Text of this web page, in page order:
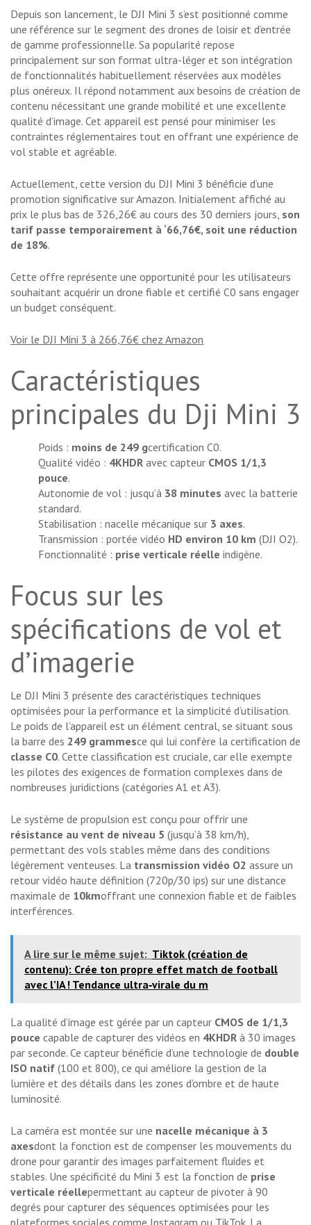
Depuis son lancement, le DJI Mini 3 s’est positionné comme
une référence sur le segment des drones de loisir et d’entrée
de gamme professionnelle. Sa popularité repose
principalement sur son format ultra-léger et son intégration
de fonctionnalités habituellement réservées aux modèles
plus onéreux. Il répond notamment aux besoins de création de
contenu nécessitant une grande mobilité et une excellente
qualité d’image. Cet appareil est pensé pour minimiser les
contraintes réglementaires tout en offrant une expérience de
vol stable et agréable.
Actuellement, cette version du DJI Mini 3 bénéficie d’une
promotion significative sur Amazon. Initialement affiché au
prix le plus bas de 326,26€ au cours des 30 derniers jours, son
tarif passe temporairement à ‘66,76€, soit une réduction
de 18%.
Cette offre représente une opportunité pour les utilisateurs
souhaitant acquérir un drone fiable et certifié C0 sans engager
un budget conséquent.
Voir le DJI Mini 3 à 266,76€ chez Amazon
Caractéristiques
principales du Dji Mini 3
Poids : moins de 249 gcertification C0.
Qualité vidéo : 4KHDR avec capteur CMOS 1/1,3
pouce.
Autonomie de vol : jusqu’à 38 minutes avec la batterie
standard.
Stabilisation : nacelle mécanique sur 3 axes.
Transmission : portée vidéo HD environ 10 km (DJI O2).
Fonctionnalité : prise verticale réelle indigène.
Focus sur les
spécifications de vol et
d’imagerie
Le DJI Mini 3 présente des caractéristiques techniques
optimisées pour la performance et la simplicité d’utilisation.
Le poids de l’appareil est un élément central, se situant sous
la barre des 249 grammesce qui lui confère la certification de
classe C0. Cette classification est cruciale, car elle exempte
les pilotes des exigences de formation complexes dans de
nombreuses juridictions (catégories A1 et A3).
Le système de propulsion est conçu pour offrir une
résistance au vent de niveau 5 (jusqu’à 38 km/h),
permettant des vols stables même dans des conditions
légèrement venteuses. La transmission vidéo O2 assure un
retour vidéo haute définition (720p/30 ips) sur une distance
maximale de 10kmoffrant une connexion fiable et de faibles
interférences.
A lire sur le même sujet: Tiktok (création de
contenu): Crée ton propre effet match de football
avec l’IA ! Tendance ultra‑virale du m
La qualité d’image est gérée par un capteur CMOS de 1/1,3
pouce capable de capturer des vidéos en 4KHDR à 30 images
par seconde. Ce capteur bénéficie d’une technologie de double
ISO natif (100 et 800), ce qui améliore la gestion de la
lumière et des détails dans les zones d’ombre et de haute
luminosité.
La caméra est montée sur une nacelle mécanique à 3
axesdont la fonction est de compenser les mouvements du
drone pour garantir des images parfaitement fluides et
stables. Une spécificité du Mini 3 est la fonction de prise
verticale réellepermettant au capteur de pivoter à 90
degrés pour capturer des séquences optimisées pour les